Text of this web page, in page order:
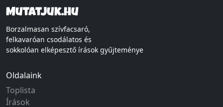
Mutatjuk.hu
Borzalmasan szívfacsaró,
felkavaróan csodálatos és
sokkolóan elképesztő írások gyűjteménye
Oldalaink
Toplista
Írások